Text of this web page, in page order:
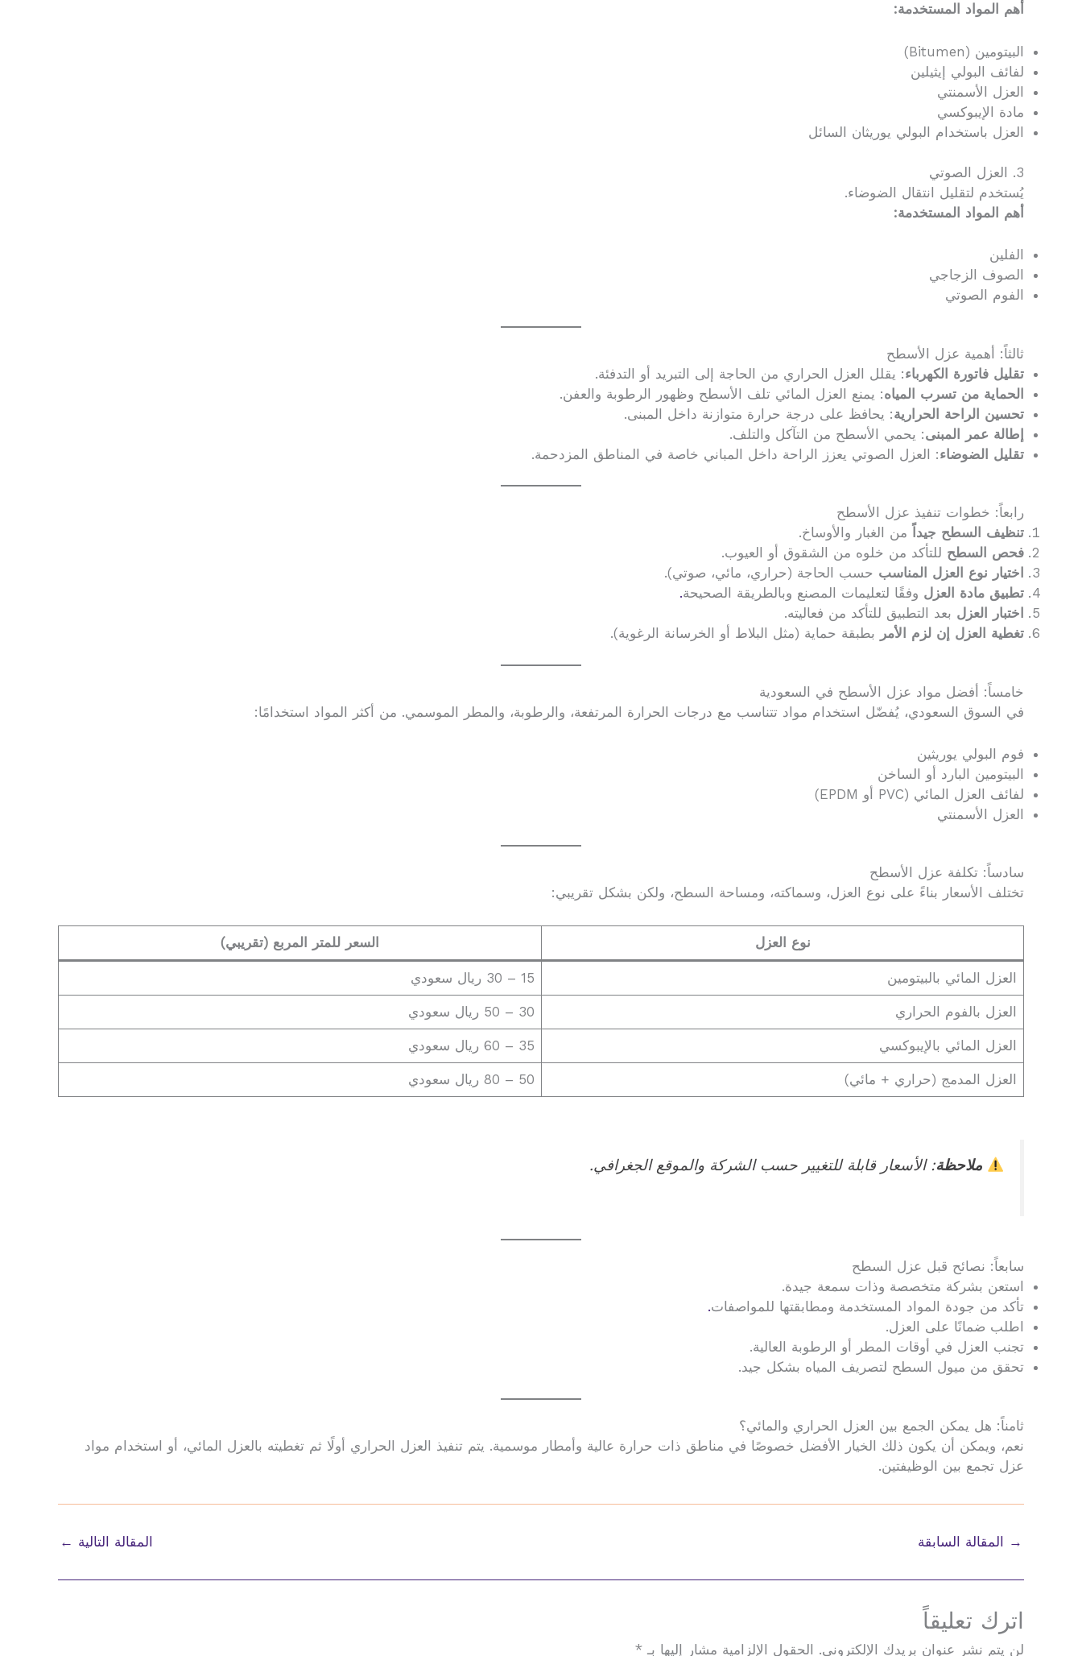
أهم المواد المستخدمة:
البيتومين (Bitumen)
لفائف البولي إيثيلين
العزل الأسمنتي
مادة الإيبوكسي
العزل باستخدام البولي يوريثان السائل
3. العزل الصوتي
يُستخدم لتقليل انتقال الضوضاء.
أهم المواد المستخدمة:
الفلين
الصوف الزجاجي
الفوم الصوتي
ثالثاً: أهمية عزل الأسطح
تقليل فاتورة الكهرباء: يقلل العزل الحراري من الحاجة إلى التبريد أو التدفئة.
الحماية من تسرب المياه: يمنع العزل المائي تلف الأسطح وظهور الرطوبة والعفن.
تحسين الراحة الحرارية: يحافظ على درجة حرارة متوازنة داخل المبنى.
إطالة عمر المبنى: يحمي الأسطح من التآكل والتلف.
تقليل الضوضاء: العزل الصوتي يعزز الراحة داخل المباني خاصة في المناطق المزدحمة.
رابعاً: خطوات تنفيذ عزل الأسطح
تنظيف السطح جيداً
من الغبار والأوساخ.
فحص السطح للتأكد من خلوه من الشقوق أو العيوب.
اختيار نوع العزل المناسب حسب الحاجة (حراري، مائي، صوتي).
تطبيق مادة العزل وفقًا لتعليمات المصنع وبالطريقة الصحيحة.
اختبار العزل بعد التطبيق للتأكد من فعاليته.
تغطية العزل إن لزم الأمر بطبقة حماية (مثل البلاط أو الخرسانة الرغوية).
خامساً: أفضل مواد عزل الأسطح في السعودية
في السوق السعودي، يُفضّل استخدام مواد تتناسب مع درجات الحرارة المرتفعة، والرطوبة، والمطر الموسمي. من أكثر المواد استخدامًا:
فوم البولي يوريثين
البيتومين البارد أو الساخن
لفائف العزل المائي (PVC أو EPDM)
العزل الأسمنتي
سادساً: تكلفة عزل الأسطح
تختلف الأسعار بناءً على نوع العزل، وسماكته، ومساحة السطح، ولكن بشكل تقريبي:
نوع العزل السعر للمتر المربع (تقريبي)
العزل المائي بالبيتومين 15 – 30 ريال سعودي
العزل بالفوم الحراري 30 – 50 ريال سعودي
العزل المائي بالإيبوكسي 35 – 60 ريال سعودي
العزل المدمج (حراري + مائي) 50 – 80 ريال سعودي
ملاحظة: الأسعار قابلة للتغيير حسب الشركة والموقع الجغرافي.
سابعاً: نصائح قبل عزل السطح
استعن بشركة متخصصة وذات سمعة جيدة.
تأكد من جودة المواد المستخدمة ومطابقتها للمواصفات.
اطلب ضمانًا على العزل.
تجنب العزل في أوقات المطر أو الرطوبة العالية.
تحقق من ميول السطح لتصريف المياه بشكل جيد.
ثامناً: هل يمكن الجمع بين العزل الحراري والمائي؟
نعم، ويمكن أن يكون ذلك الخيار الأفضل خصوصًا في مناطق ذات حرارة عالية وأمطار موسمية. يتم تنفيذ العزل الحراري أولًا ثم تغطيته بالعزل المائي، أو استخدام مواد
عزل تجمع بين الوظيفتين.
→ المقالة السابقة المقالة التالية ←
اترك تعليقاً
لن يتم نشر عنوان بريدك الإلكتروني. الحقول الإلزامية مشار إليها بـ *